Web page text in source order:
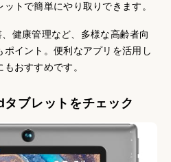
トで簡単にやり取りできます。
健康管理など、多様な高齢者向
ポイント。便利なアプリを活用し
おすすめです。
ブレットをチェック